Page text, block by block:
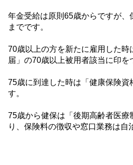
年金受給は原則 65歳からですが、
までです。
70歳以上の方を新たに雇用した時
届」の70歳以上被用者該当に印を
75歳に到達した時は「健康保険資
す。
75歳から健保は「後期高齢者医療
り、保険料の徴収や窓口業務は自